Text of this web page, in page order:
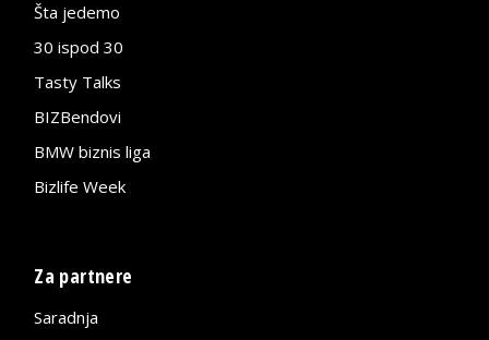
Šta jedemo
30 ispod 30
Tasty Talks
BIZBendovi
BMW biznis liga
Bizlife Week
Za partnere
Saradnja